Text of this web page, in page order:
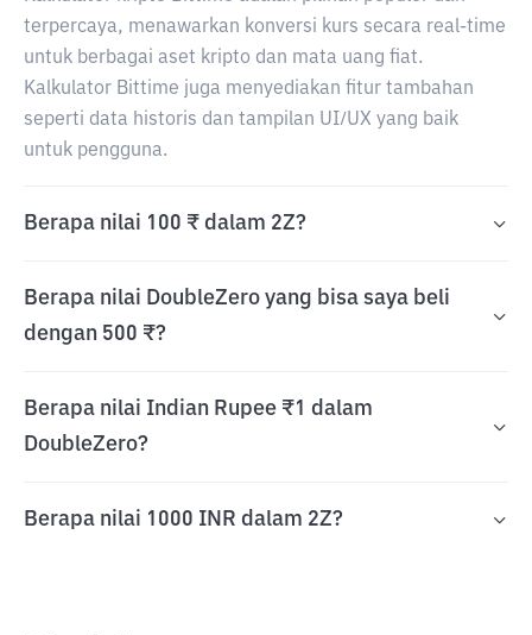
terpercaya, menawarkan konversi kurs secara real-time
untuk berbagai aset kripto dan mata uang fiat.
Kalkulator Bittime juga menyediakan fitur tambahan
seperti data historis dan tampilan UI/UX yang baik
untuk pengguna.
Berapa nilai 100 ₹ dalam 2Z?
Berapa nilai DoubleZero yang bisa saya beli
dengan 500 ₹?
Berapa nilai Indian Rupee ₹1 dalam
DoubleZero?
Berapa nilai 1000 INR dalam 2Z?